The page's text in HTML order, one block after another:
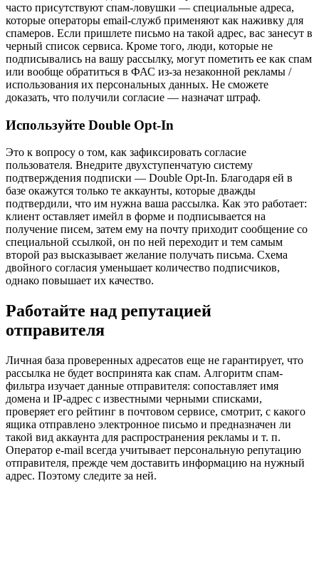
часто присутствуют спам-ловушки — специальные адреса,
которые операторы email-служб применяют как наживку для
спамеров. Если пришлете письмо на такой адрес, вас занесут в
черный список сервиса. Кроме того, люди, которые не
подписывались на вашу рассылку, могут пометить ее как спам
или вообще обратиться в ФАС из-за незаконной рекламы /
использования их персональных данных. Не сможете
доказать, что получили согласие — назначат штраф.
Используйте Double Opt-In
Это к вопросу о том, как зафиксировать согласие
пользователя. Внедрите двухступенчатую систему
подтверждения подписки — Double Opt-In. Благодаря ей в
базе окажутся только те аккаунты, которые дважды
подтвердили, что им нужна ваша рассылка. Как это работает:
клиент оставляет имейл в форме и подписывается на
получение писем, затем ему на почту приходит сообщение со
специальной ссылкой, он по ней переходит и тем самым
второй раз высказывает желание получать письма. Схема
двойного согласия уменьшает количество подписчиков,
однако повышает их качество.
Работайте над репутацией
отправителя
Личная база проверенных адресатов еще не гарантирует, что
рассылка не будет воспринята как спам. Алгоритм спам-
фильтра изучает данные отправителя: сопоставляет имя
домена и IP-адрес с известными черными списками,
проверяет его рейтинг в почтовом сервисе, смотрит, с какого
ящика отправлено электронное письмо и предназначен ли
такой вид аккаунта для распространения рекламы и т. п.
Оператор e-mail всегда учитывает персональную репутацию
отправителя, прежде чем доставить информацию на нужный
адрес. Поэтому следите за ней.